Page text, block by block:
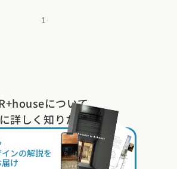
1
について
詳しく知りたい方は
ンの解説を
け